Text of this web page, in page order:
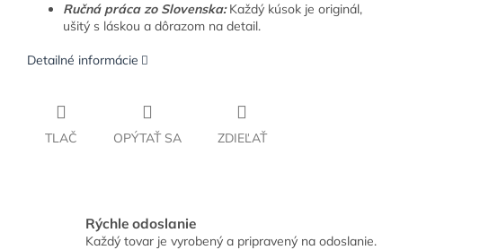
Ručná práca zo Slovenska:Každý kúsok je originál,
ušitý s láskou a dôrazom na detail.
Detailné informácie
TLAČ OPÝTAŤ SA ZDIEĽAŤ
Rýchle odoslanie
Každý tovar je vyrobený a pripravený na odoslanie.